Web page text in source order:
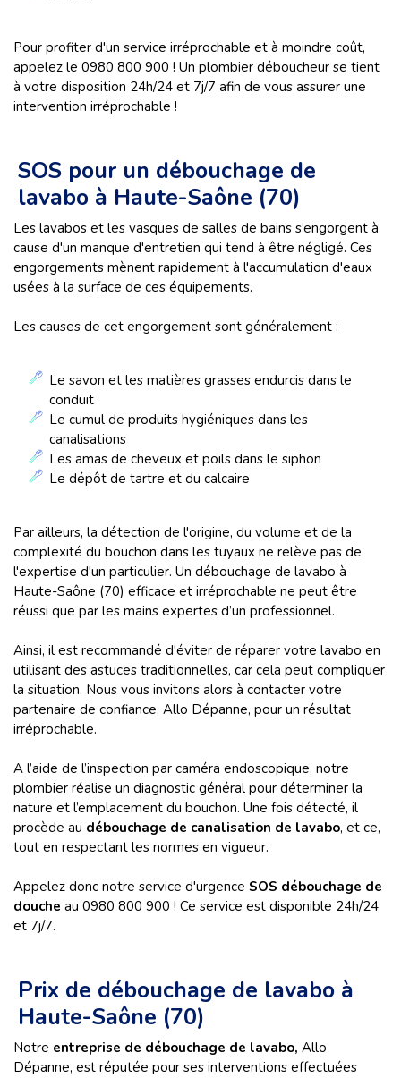
Pour profiter d'un service irréprochable et à moindre coût,
appelez le 0980 800 900 ! Un plombier déboucheur se tient
à votre disposition 24h/24 et 7j/7 afin de vous assurer une
intervention irréprochable !
SOS pour un débouchage de
lavabo à Haute-Saône (70)
Les lavabos et les vasques de salles de bains s’engorgent à
cause d'un manque d'entretien qui tend à être négligé. Ces
engorgements mènent rapidement à l'accumulation d'eaux
usées à la surface de ces équipements.
Les causes de cet engorgement sont généralement :
Le savon et les matières grasses endurcis dans le
conduit
Le cumul de produits hygiéniques dans les
canalisations
Les amas de cheveux et poils dans le siphon
Le dépôt de tartre et du calcaire
Par ailleurs, la détection de l'origine, du volume et de la
complexité du bouchon dans les tuyaux ne relève pas de
l'expertise d'un particulier. Un débouchage de lavabo à
Haute-Saône (70) efficace et irréprochable ne peut être
réussi que par les mains expertes d’un professionnel.
Ainsi, il est recommandé d'éviter de réparer votre lavabo en
utilisant des astuces traditionnelles, car cela peut compliquer
la situation. Nous vous invitons alors à contacter votre
partenaire de confiance, Allo Dépanne, pour un résultat
irréprochable.
A l’aide de l’inspection par caméra endoscopique, notre
plombier réalise un diagnostic général pour déterminer la
nature et l’emplacement du bouchon. Une fois détecté, il
procède au débouchage de canalisation de lavabo, et ce,
tout en respectant les normes en vigueur.
Appelez donc notre service d'urgence SOS débouchage de
douche au 0980 800 900 ! Ce service est disponible 24h/24
et 7j/7.
Prix de débouchage de lavabo à
Haute-Saône (70)
Notre entreprise de débouchage de lavabo, Allo
Dépanne, est réputée pour ses interventions effectuées